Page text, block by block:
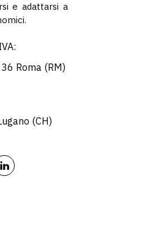
e adattarsi a
Roma (RM)
(CH)